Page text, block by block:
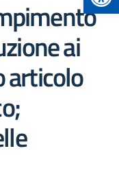
ai
articolo